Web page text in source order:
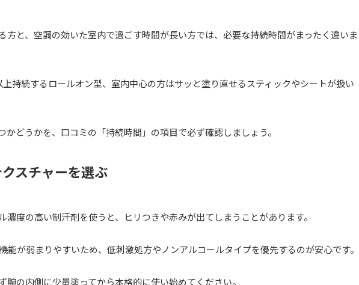
方と、空調の効いた室内で過ごす時間が長い方では、必要な持続時間がまったく違いま
持続するロールオン型、室内中心の方はサッと塗り直せるスティックやシートが扱い
かどうかを、口コミの「持続時間」の項目で必ず確認しましょう。
スチャーを選ぶ
濃度の高い制汗剤を使うと、ヒリつきや赤みが出てしまうことがあります。
能が弱まりやすいため、低刺激処方やノンアルコールタイプを優先するのが安心です。
腕の内側に少量塗ってから本格的に使い始めてください。